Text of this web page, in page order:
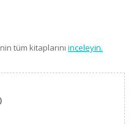
tüm kitaplarını inceleyin.